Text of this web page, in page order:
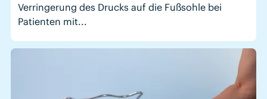
Verringerung des Drucks auf die Fußsohle bei
Patienten mit...